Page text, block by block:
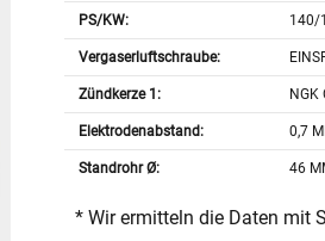
PS/KW: 140/
Vergaserluftschraube:
Zündkerze 1: NGK
Elektrodenabstand: 0,7
Standrohr Ø: 46
* Wir ermitteln die Daten mit